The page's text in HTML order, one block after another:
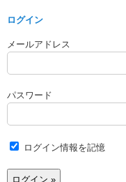
ログイン
メールアドレス
パスワード
ログイン情報を記憶